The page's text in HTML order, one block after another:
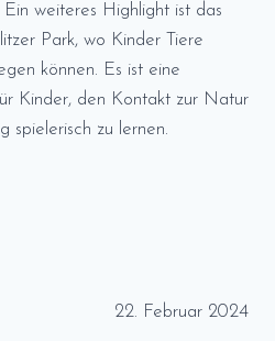
weiteres Highlight ist das
Park, wo Kinder Tiere
können. Es ist eine
Kinder, den Kontakt zur Natur
spielerisch zu lernen.
22. Februar 2024